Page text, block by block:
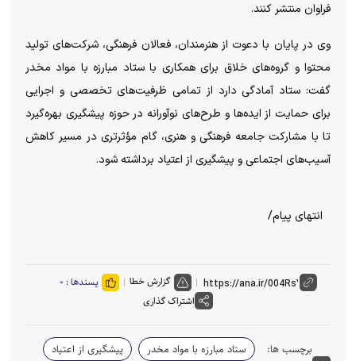
فراوان منتشر کنند.
وی در پایان با دعوت از هنرمندان، فعالان فرهنگی، شرکت‌های تولید
محتوا و گروه‌های خلاق برای همکاری با ستاد مبارزه با مواد مخدر
گفت: ستاد آمادگی دارد از تمامی ظرفیت‌های تخصصی و اجرایی
برای حمایت از ایده‌ها و طرح‌های نوآورانه در حوزه پیشگیری بهره‌گیرد
تا با مشارکت جامعه فرهنگی و هنری، گام‌ مؤثرتری در مسیر کاهش
آسیب‌های اجتماعی و پیشگیری از اعتیاد برداشته شود.
انتهای پیام/
گزارش خطا پسندها : ۰
اشتراک گذاری
برچسب ها: ستاد مبارزه با مواد مخدر
پیشگیری از اعتیاد